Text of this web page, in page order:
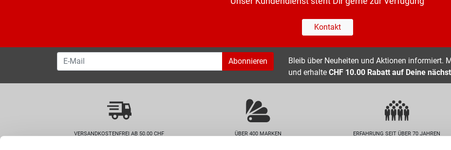
Kontakt
Abonnieren
Bleib über Neuheiten und Aktionen informiert.
und erhalte CHF 10.00 Rabatt auf Deine
VERSANDKOSTENFREI AB 50.00 CHF ÜBER 400 MARKEN ERFAHRUNG SEIT ÜBER 70 JAHREN